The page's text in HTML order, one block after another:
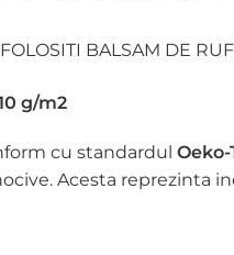
BALSAM DE
g/m2
cu standardul
Acesta reprezinta